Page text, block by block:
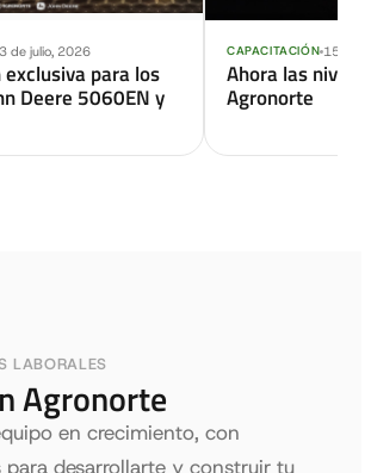
de julio, 2026
para los
Deere 5060EN y
CAPACITACIÓN 15 de
Ahora las
Agronorte
LABORALES
Agronorte
en crecimiento, con
desarrollarte y construir tu